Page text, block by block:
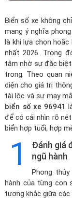
Biển số xe không
mang ý nghĩa
là khi lựa chọn hoặc
nhất 2026. Trong
tâm nhờ sự đặc
trong. Theo quan
diện cho giá trị
tài lộc và sự may
biển số xe 96941
để có cái nhìn rõ
biển hợp tuổi, hợp
1
Đánh giá
ngũ hành
Phong
hành của từng con
tương khắc giữa